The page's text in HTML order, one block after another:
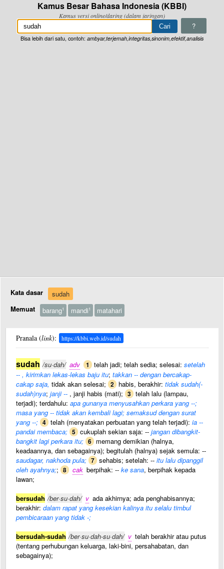
Kamus Besar Bahasa Indonesia (KBBI)
Kamus versi online/daring (dalam jaringan)
?
Bisa lebih dari satu, contoh: ambyar,terjemah,integritas,sinonim,efektif,analisis
Kata dasar
sudah
Memuat
barang1 mandi1 matahari
Pranala (link): https://kbbi.web.id/sudah
sudah /su·dah/ adv 1 telah jadi; telah sedia; selesai: setelah
-- , kirimkan lekas-lekas baju itu; takkan -- dengan bercakap-
cakap saja, tidak akan selesai; 2 habis, berakhir: tidak sudah(-
sudah)nya; janji -- , janji habis (mati); 3 telah lalu (lampau,
terjadi); terdahulu: apa gunanya menyusahkan perkara yang --;
masa yang -- tidak akan kembali lagi; semaksud dengan surat
yang --; 4 telah (menyatakan perbuatan yang telah terjadi): ia --
pandai membaca; 5 cukuplah sekian saja: -- jangan dibangkit-
bangkit lagi perkara itu; 6 memang demikian (halnya,
keadaannya, dan sebagainya); begitulah (halnya) sejak semula: --
saudagar, nakhoda pula; 7 sehabis; setelah: -- itu lalu dipanggil
oleh ayahnya;; 8 cak berpihak: -- ke sana, berpihak kepada
lawan;
bersudah /ber·su·dah/ v ada akhirnya; ada penghabisannya;
berakhir: dalam rapat yang kesekian kalinya itu selalu timbul
pembicaraan yang tidak -;
bersudah-sudah /ber·su·dah-su·dah/ v telah berakhir atau putus
(tentang perhubungan keluarga, laki-bini, persahabatan, dan
sebagainya);